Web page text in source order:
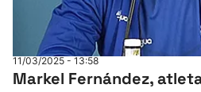
11/03/2025 - 13:58
Markel Fernández,